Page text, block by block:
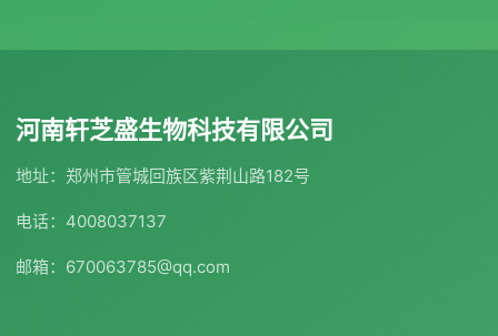
河南轩芝盛生物科技有限公司
地址：郑州市管城回族区紫荆山路182号
电话：4008037137
邮箱：670063785@qq.com